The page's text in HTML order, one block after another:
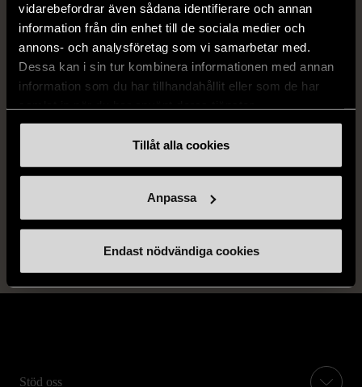
vidarebefordrar även sådana identifierare och annan
information från din enhet till de sociala medier och
annons- och analysföretag som vi samarbetar med.
Dessa kan i sin tur kombinera informationen med annan
information som du har tillhandahållit eller som de har
Tillåt alla cookies
Anpassa
Endast nödvändiga cookies
Varumärke Warner Bros
Fri frakt på alla köp över 990 kr.
Stöd oss